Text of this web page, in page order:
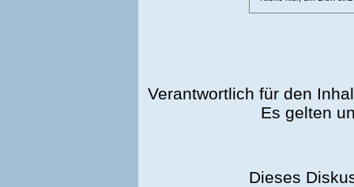
Verantwortlich für den
Es gelten
Dieses